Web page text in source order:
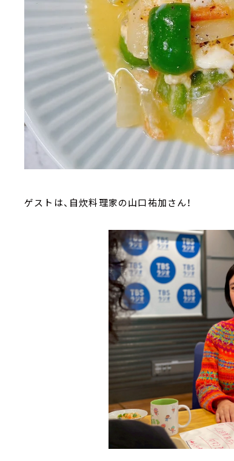
ゲストは、自炊料理家の山口祐加さん！